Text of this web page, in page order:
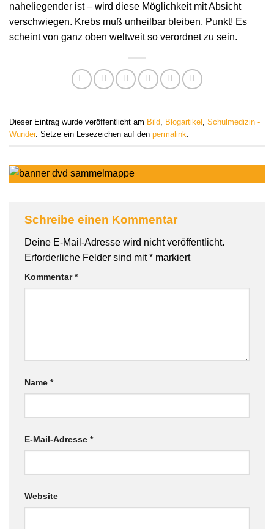
naheliegender ist – wird diese Möglichkeit mit Absicht
verschwiegen. Krebs muß unheilbar bleiben, Punkt! Es
scheint von ganz oben weltweit so verordnet zu sein.
Dieser Eintrag wurde veröffentlicht am Bild, Blogartikel , Schulmedizin -
Wunder. Setze ein Lesezeichen auf den permalink.
Schreibe einen Kommentar
Deine E-Mail-Adresse wird nicht veröffentlicht.
Erforderliche Felder sind mit* markiert
Kommentar*
Name *
E-Mail-Adresse *
Website